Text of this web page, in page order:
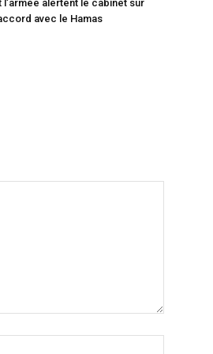
l’armée alertent le cabinet sur
avec le Hamas